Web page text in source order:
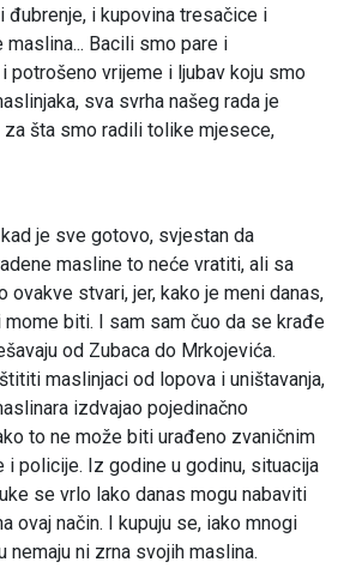
đubrenje, i kupovina tresačice i
Bacili smo pare i
potrošeno vrijeme i ljubav koju smo
sva svrha našeg rada je
za šta smo radili tolike mjesece,
je sve gotovo, svjestan da
masline to neće vratiti, ali sa
ovakve stvari, jer, kako je meni danas,
biti. I sam sam čuo da se krađe
od Zubaca do Mrkojevića.
maslinjaci od lopova i uništavanja,
izdvajao pojedinačno
to ne može biti urađeno zvaničnim
i policije. Iz godine u godinu, situacija
se vrlo lako danas mogu nabaviti
ovaj način. I kupuju se, iako mnogi
nemaju ni zrna svojih maslina.